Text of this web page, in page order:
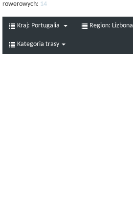
Użytkownicy
Dodaj
rowerowych: 14
Kraj: Portugalia Region: Lizbona
Kategoria trasy